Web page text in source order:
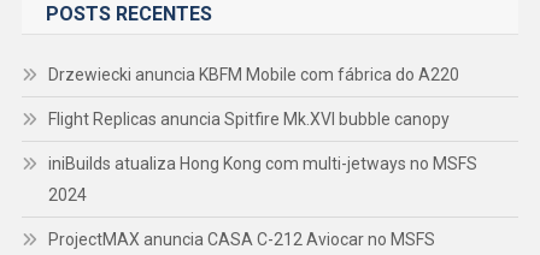
POSTS RECENTES
Drzewiecki anuncia KBFM Mobile com fábrica do A220
Flight Replicas anuncia Spitfire Mk.XVI bubble canopy
iniBuilds atualiza Hong Kong com multi-jetways no MSFS
2024
ProjectMAX anuncia CASA C-212 Aviocar no MSFS